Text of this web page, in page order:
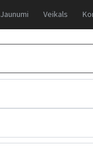
Jaunumi Veikals